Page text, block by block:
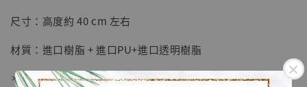
尺寸：高度約 40 cm 左右
材質：進口樹脂 + 進口PU+進口透明樹脂
＊附贈金屬銘牌及典藏卡